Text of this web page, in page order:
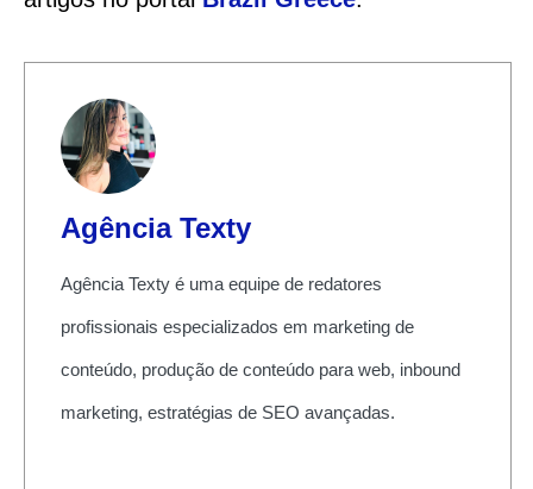
Agência Texty
Agência Texty é uma equipe de redatores
profissionais especializados em marketing de
conteúdo, produção de conteúdo para web, inbound
marketing, estratégias de SEO avançadas.